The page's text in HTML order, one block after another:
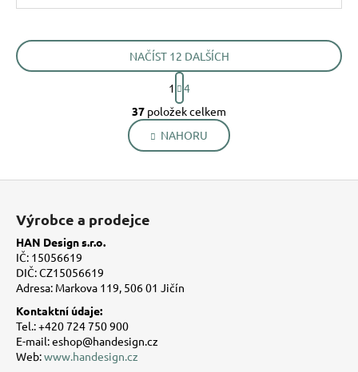
O
v
l
á
v
k
NAČÍST 12 DALŠÍCH
S
t
r
á
n
k
v
1
4
37 položek celkem
NAHORU
Výrobce a prodejce
HAN Design s.r.o.
IČ: 15056619
DIČ: CZ15056619
Adresa: Markova 119, 506 01 Jičín
Kontaktní údaje:
Tel.: +420 724 750 900
E-mail: eshop@handesign.cz
Web:www.handesign.cz